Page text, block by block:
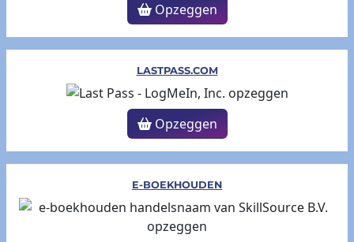
Opzeggen
LASTPASS.COM
Opzeggen
E-BOEKHOUDEN